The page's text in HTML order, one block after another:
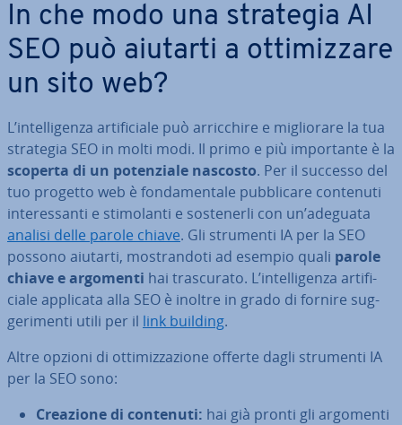
In che modo una strategia AI
SEO può aiutarti a ot­ti­miz­za­re
un sito web?
L’in­tel­li­gen­za ar­ti­fi­cia­le può ar­ric­chi­re e mi­glio­ra­re la tua
strategia SEO in molti modi. Il primo e più im­por­tan­te è la
scoperta di un po­ten­zia­le nascosto. Per il successo del
tuo progetto web è fon­da­men­ta­le pub­bli­ca­re contenuti
in­te­res­san­ti e sti­mo­lan­ti e so­ste­ner­li con un’adeguata
analisi delle parole chiave. Gli strumenti IA per la SEO
possono aiutarti, mo­stran­do­ti ad esempio quali parole
chiave e argomenti hai tra­scu­ra­to. L’in­tel­li­gen­za ar­ti­fi­
cia­le applicata alla SEO è inoltre in grado di fornire sug­
ge­ri­men­ti utili per il link building.
Altre opzioni di ot­ti­miz­za­zio­ne offerte dagli strumenti IA
per la SEO sono:
Creazione di contenuti: hai già pronti gli argomenti